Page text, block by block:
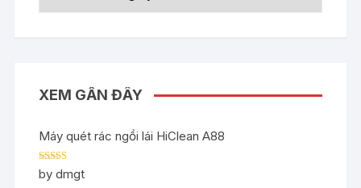
XEM GẦN ĐÂY
Máy quét rác ngồi lái HiClean A88
Rated5out
of 5
by dmgt